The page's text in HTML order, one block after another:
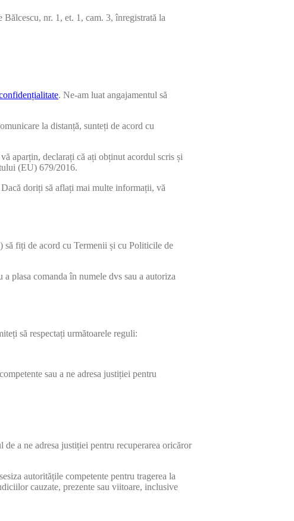
nr. 1, et. 1, cam. 3, înregistrată la
. Ne-am luat angajamentul să
la distanță, sunteți de acord cu
aparțin, declarați că ați obținut acordul scris și
(EU) 679/2016.
doriți să aflați mai multe informații, vă
să fiți de acord cu Termenii și cu Politicile de
plasa comanda în numele dvs sau a autoriza
să respectați următoarele reguli:
sau a ne adresa justiției pentru
a ne adresa justiției pentru recuperarea oricăror
autoritățile competente pentru tragerea la
cauzate, prezente sau viitoare, inclusive